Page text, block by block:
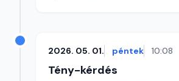
2026. 05. 01. péntek 10:08
Tény-kérdés